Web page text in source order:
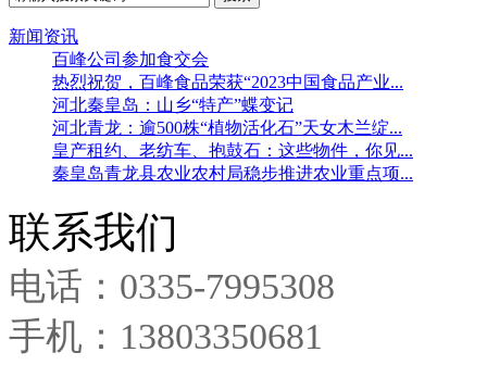
新闻资讯
百峰公司参加食交会
热烈祝贺，百峰食品荣获“2023中国食品产业...
河北秦皇岛：山乡“特产”蝶变记
河北青龙：逾500株“植物活化石”天女木兰绽...
皇产租约、老纺车、抱鼓石：这些物件，你见...
秦皇岛青龙县农业农村局稳步推进农业重点项...
联系我们
电话：0335-7995308
手机：13803350681